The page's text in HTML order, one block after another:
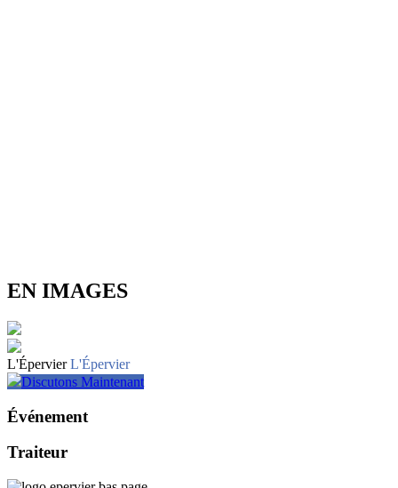
EN IMAGES
L'Épervier L'Épervier
Discutons Maintenant
Événement
Traiteur